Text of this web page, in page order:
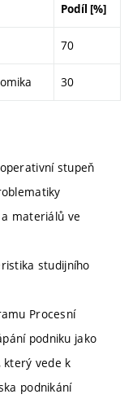
Podíl [%]
70
30
stupeň
materiálů ve
studijního
Procesní
podniku jako
který vede k
podnikání